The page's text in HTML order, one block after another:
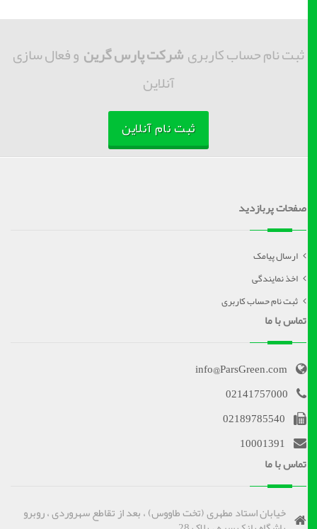
ثبت نام حساب کاربریشرکت پارس گرینو فعال سازی
آنلاین
ثبت نام آنلاین
صفحات پربازدید
ارسال پیامک
اخذ نمایندگی
ثبت نام حساب کاربری
تماس با ما
info@ParsGreen.com
02141757000
02189785540
10001391
تماس با ما
خیابان استاد مطهری (تخت طاووس) ، بعد از تقاطع سهروردی ، روبرو